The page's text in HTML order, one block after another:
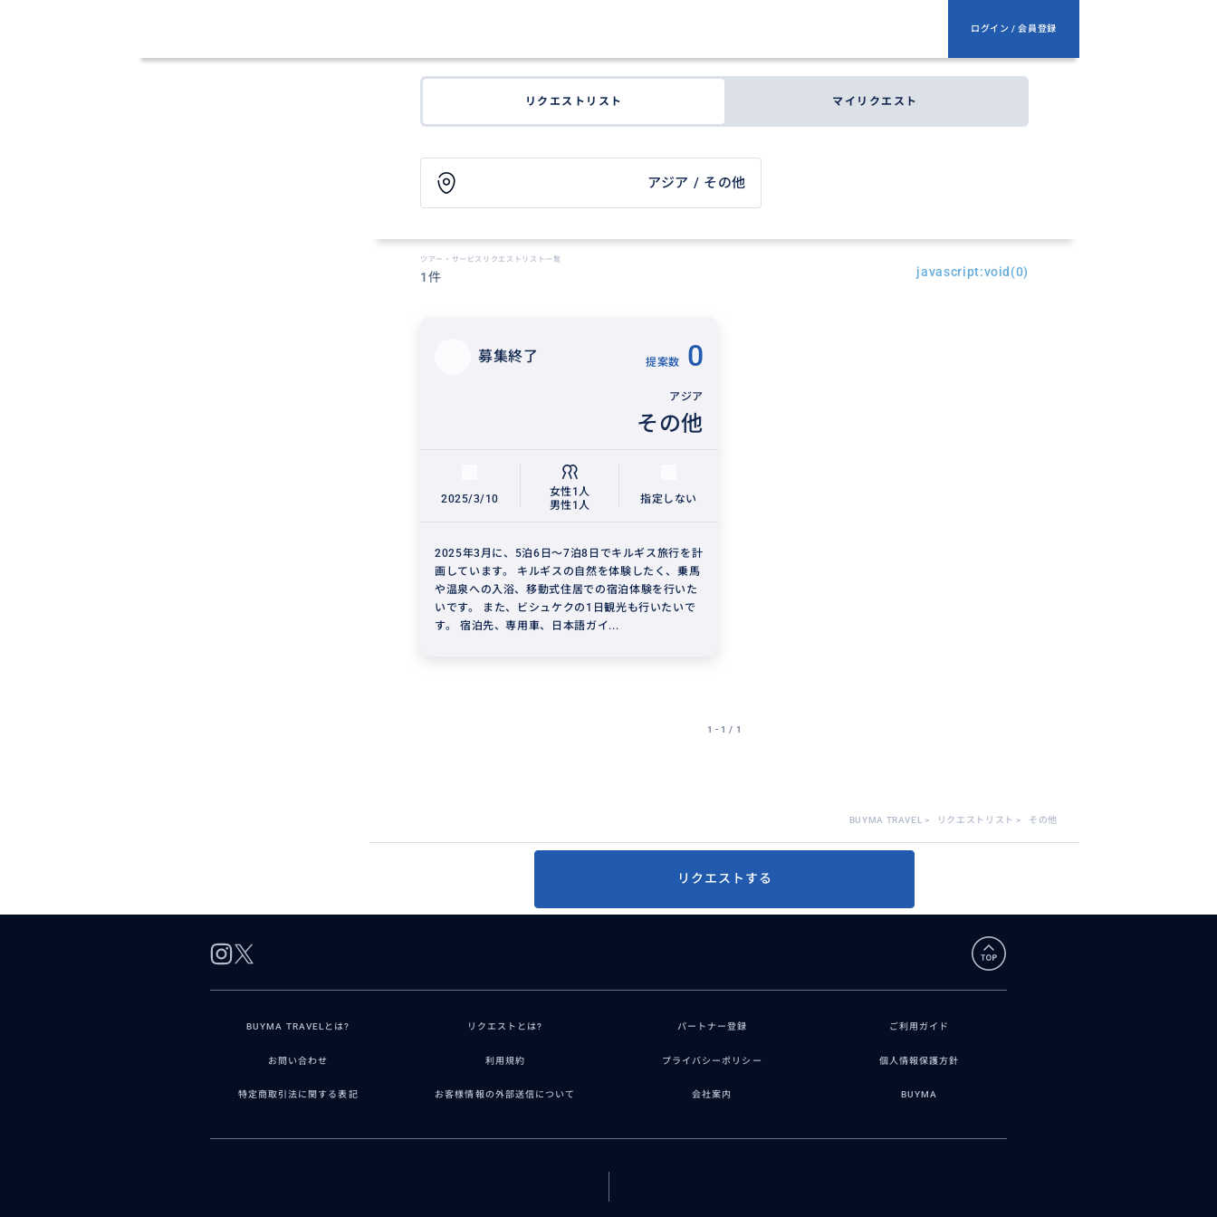
ログイン / 会員登録
リクエストリスト マイリクエスト
アジア / その他
ツアー・サービスリクエストリスト一覧
1件 javascript:void(0)
募集終了 提案数 0
アジア
その他
2025/3/10
女性1人
男性1人
指定しない
2025年3月に、5泊6日～7泊8日でキルギス旅行を計
画しています。 キルギスの自然を体験したく、乗馬
や温泉への入浴、移動式住居での宿泊体験を行いた
いです。 また、ビシュケクの1日観光も行いたいで
す。 宿泊先、専用車、日本語ガイ...
1 - 1 / 1
BUYMA TRAVEL > リクエストリスト > その他
リクエストする
BUYMA TRAVELとは? リクエストとは? パートナー登録 ご利用ガイド
お問い合わせ 利用規約 プライバシーポリシー 個人情報保護方針
特定商取引法に関する表記 お客様情報の外部送信について 会社案内 BUYMA